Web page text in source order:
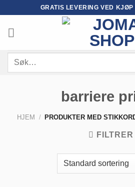
content
GRATIS LEVERING VED
Søk
barriere
HJEM / PRODUKTER MED
FILTRER